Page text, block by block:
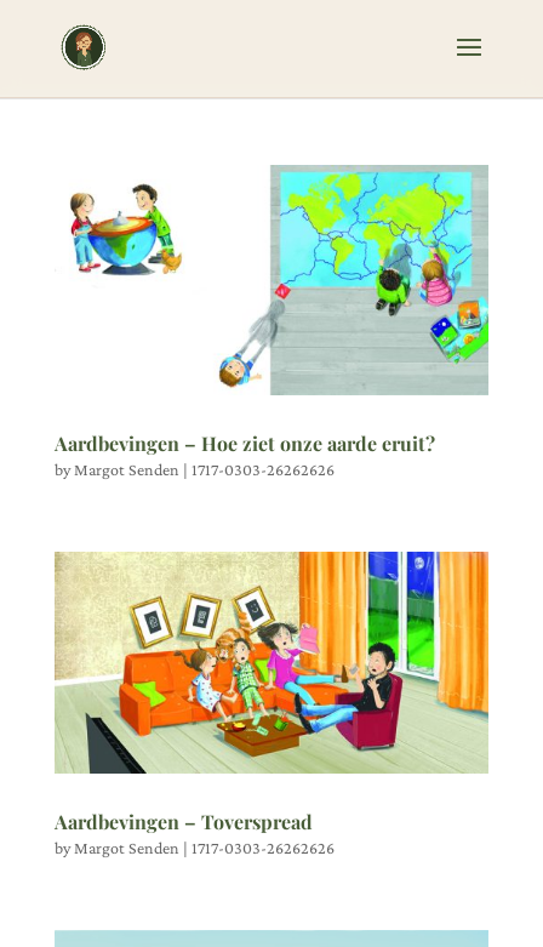
Aardbevingen – Hoe ziet onze aarde eruit?
byMargot Senden | 1717-0303-26262626
Aardbevingen – Toverspread
byMargot Senden | 1717-0303-26262626